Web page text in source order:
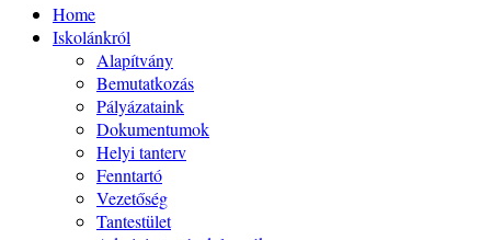
Home
Iskolánkról
Alapítvány
Bemutatkozás
Pályázataink
Dokumentumok
Helyi tanterv
Fenntartó
Vezetőség
Tantestület